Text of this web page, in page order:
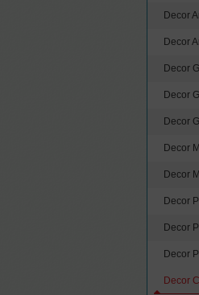
Decor
Decor
Decor
Decor
Decor
Decor
Decor
Decor
Decor
Decor
Decor